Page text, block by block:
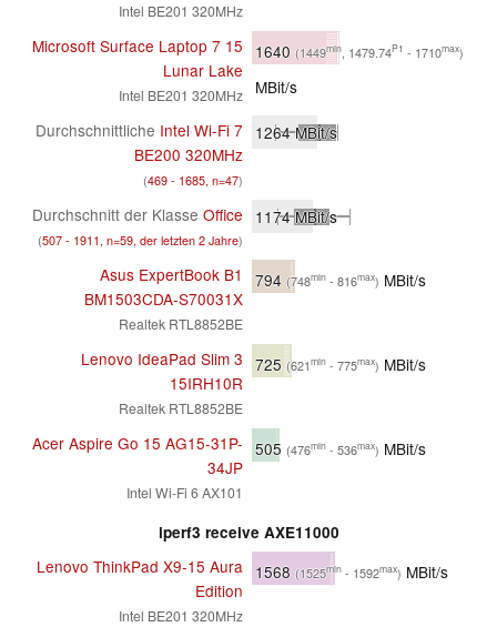
Intel BE201 320MHz
Microsoft Surface Laptop 7 15
Lunar Lake
Intel BE201 320MHz
1640 (1449min, 1479.74P1 - 1710max)
MBit/s
Durchschnittliche Intel Wi-Fi 7
BE200 320MHz
(469 - 1685, n=47)
1264MBit/s
Durchschnitt der Klasse Office
(507 - 1911, n=59, der letzten 2 Jahre)
1174MBit/s
Asus ExpertBook B1
BM1503CDA-S70031X
Realtek RTL8852BE
794 (748min - 816max) MBit/s
Lenovo IdeaPad Slim 3
15IRH10R
Realtek RTL8852BE
725 (621min - 775max) MBit/s
Acer Aspire Go 15 AG15-31P-
34JP
Intel Wi-Fi 6 AX101
505 (476min - 536max) MBit/s
iperf3 receive AXE11000
Lenovo ThinkPad X9-15 Aura
Edition
Intel BE201 320MHz
1568 (1525min - 1592max) MBit/s